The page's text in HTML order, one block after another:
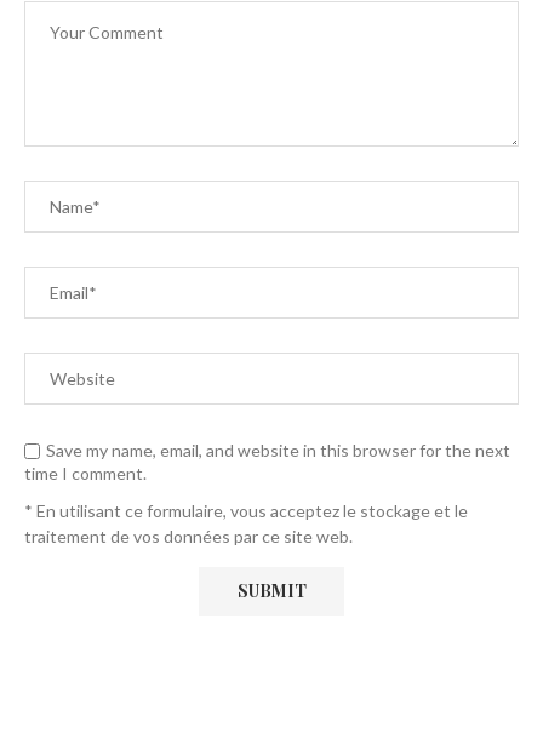
Save my name, email, and website in this browser for the next
time I comment.
* En utilisant ce formulaire, vous acceptez le stockage et le
traitement de vos données par ce site web.